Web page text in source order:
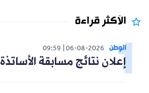
الأكثر قراءة
الوطن 06-08-2026
09:59
إعلان نتائج مسابقة الأساتذة